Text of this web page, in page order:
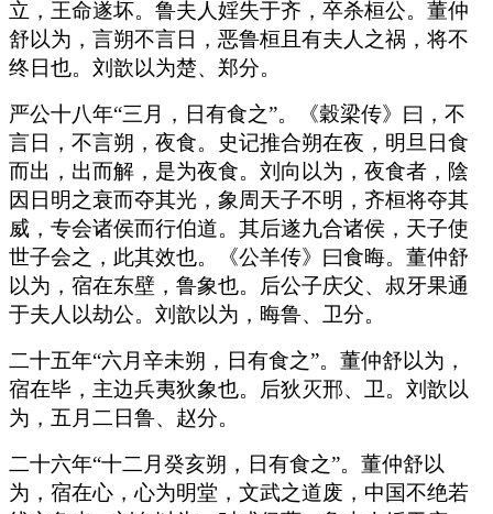
立，王命遂坏。鲁夫人婬失于齐，卒杀桓公。董仲
舒以为，言朔不言日，恶鲁桓且有夫人之祸，将不
终日也。刘歆以为楚、郑分。
严公十八年“三月，日有食之”。《穀梁传》曰，不
言日，不言朔，夜食。史记推合朔在夜，明旦日食
而出，出而解，是为夜食。刘向以为，夜食者，陰
因日明之衰而夺其光，象周天子不明，齐桓将夺其
威，专会诸侯而行伯道。其后遂九合诸侯，天子使
世子会之，此其效也。《公羊传》曰食晦。董仲舒
以为，宿在东壁，鲁象也。后公子庆父、叔牙果通
于夫人以劫公。刘歆以为，晦鲁、卫分。
二十五年“六月辛未朔，日有食之”。董仲舒以为，
宿在毕，主边兵夷狄象也。后狄灭邢、卫。刘歆以
为，五月二日鲁、赵分。
二十六年“十二月癸亥朔，日有食之”。董仲舒以
为，宿在心，心为明堂，文武之道废，中国不绝若